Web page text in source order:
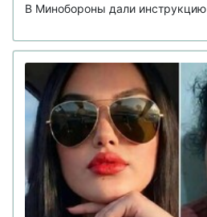
В Минобороны дали инструкцию